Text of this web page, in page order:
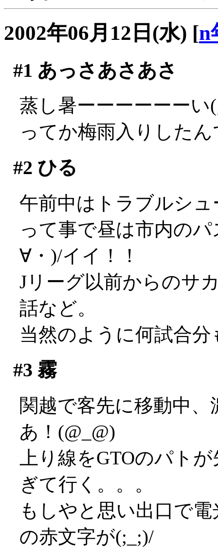
2002年06月12日(水) [n
#1 あっさあさあさ
蒸し暑ーーーーーーい
ってか梅雨入りした
#2 ひる
午前中はトラブルシ
って事で昼は市内の
∀・)/イイ！！
Jリーグ以前からのサ
話など。
当然のように何試合
#3 霧
関越で客先に移動中
あ！(@_@)
上り線をGTOのパト
ぎて行く。。。
もしやと思い出口で
の赤文字が(;_;)/